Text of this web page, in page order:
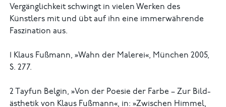
Vergänglichkeit schwingt in vielen Werken des
Künstlers mit und übt auf ihn eine immerwährende
Faszination aus.
1 Klaus Fußmann, »Wahn der Malerei«, München 2005,
S. 277.
2 Tayfun Belgin, »Von der Poesie der Farbe – Zur Bild­
ästhetik von Klaus Fußmann«, in: »Zwischen Himmel,